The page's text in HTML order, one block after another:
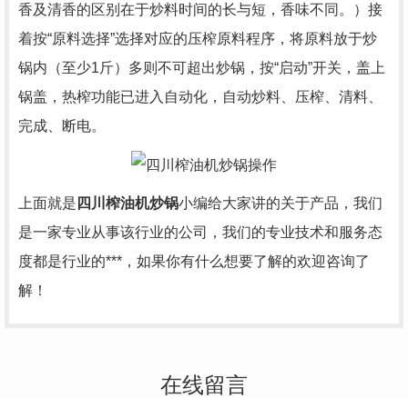
香及清香的区别在于炒料时间的长与短，香味不同。）接
着按“原料选择”选择对应的压榨原料程序，将原料放于炒
锅内（至少1斤）多则不可超出炒锅，按“启动”开关，盖上
锅盖，热榨功能已进入自动化，自动炒料、压榨、清料、
完成、断电。
上面就是 四川榨油机炒锅小编给大家讲的关于产品，我们
是一家专业从事该行业的公司，我们的专业技术和服务态
度都是行业的***，如果你有什么想要了解的欢迎咨询了
解！
在线留言